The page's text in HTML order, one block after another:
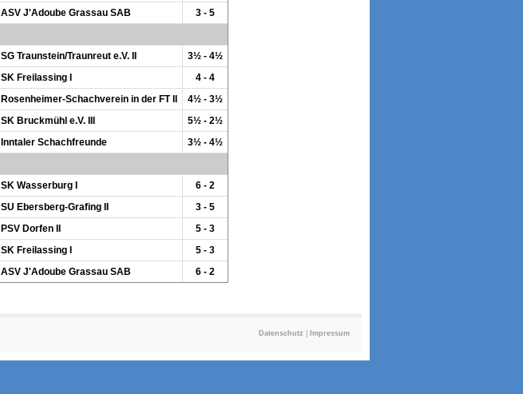
ASV J'Adoube Grassau SAB
3 - 5
SG Traunstein/Traunreut e.V. II
3½ - 4½
SK Freilassing I
4 - 4
Rosenheimer-Schachverein in der FT II
4½ - 3½
SK Bruckmühl e.V. III
5½ - 2½
Inntaler Schachfreunde
3½ - 4½
SK Wasserburg I
6 - 2
SU Ebersberg-Grafing II
3 - 5
PSV Dorfen II
5 - 3
SK Freilassing I
5 - 3
ASV J'Adoube Grassau SAB 6 - 2
Datenschutz Impressum